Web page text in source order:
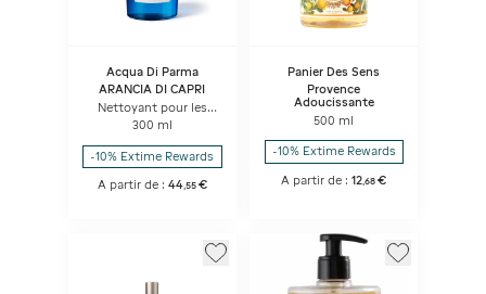
Acqua Di Parma
ARANCIA DI CAPRI
Nettoyant pour les
mains et les corps
300 ml
-10% Extime Rewards
A partir de : 44,55 €
Panier Des Sens
Provence
Adoucissante
500 ml
-10% Extime Rewards
A partir de :12,68 €